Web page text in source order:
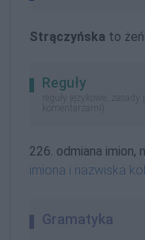
Strączyńska to
Reguły
reguły językowe,
komentarzami)
226. odmiana imion,
imiona i nazwiska
Gramatyka